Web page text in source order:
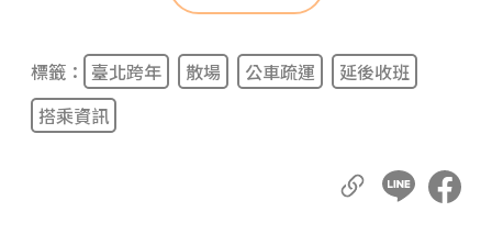
標籤： 臺北跨年 散場 公車疏運
延後收班
搭乘資訊